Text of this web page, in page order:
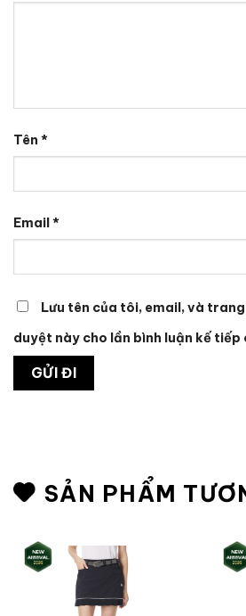
Tên *
Email*
Lưu tên của tôi, email, và
duyệt này cho lần bình luận kế tiếp
SẢN PHẨM